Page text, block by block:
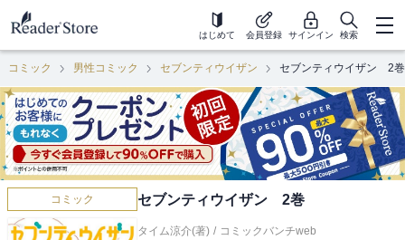
はじめて 会員登録 サインイン 検索
コミック 男性コミック セブンティウイザン セブンティウイザン 2巻
コミック セブンティウイザン 2巻
タイム涼介(著) / コミックバンチweb